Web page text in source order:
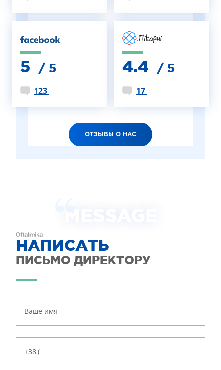
5 / 5
123
4.4 / 5
17
ОТЗЫВЫ О НАС
НАПИСАТЬ
ПИСЬМО ДИРЕКТОРУ